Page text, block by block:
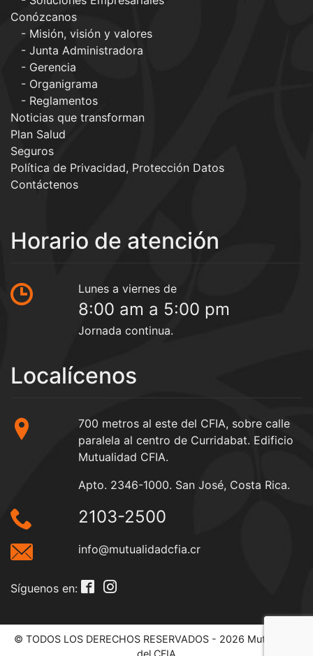
Conózcanos
Misión, visión y valores
Junta Administradora
Gerencia
Organigrama
Reglamentos
Noticias que transforman
Plan Salud
Seguros
Política de Privacidad, Protección Datos
Contáctenos
Horario de atención
Lunes a viernes de
8:00 am a 5:00 pm
Jornada continua.
Localícenos
700 metros al este del CFIA, sobre calle
paralela al centro de Curridabat. Edificio
Mutualidad CFIA.
Apto. 2346-1000. San José, Costa Rica.
2103-2500
info@mutualidadcfia.cr
Síguenos en:
© TODOS LOS DERECHOS RESERVADOS - 2026 Mutualidad
del CFIA